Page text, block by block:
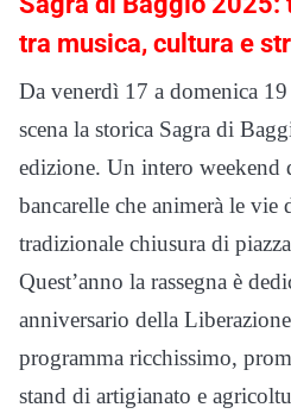
tra musica, cultura e
Da venerdì 17 a domenica
scena la storica Sagra di
edizione. Un intero weekend
bancarelle che animerà le vie
tradizionale chiusura di
Quest’anno la rassegna è
anniversario della
programma ricchissimo,
stand di artigianato e